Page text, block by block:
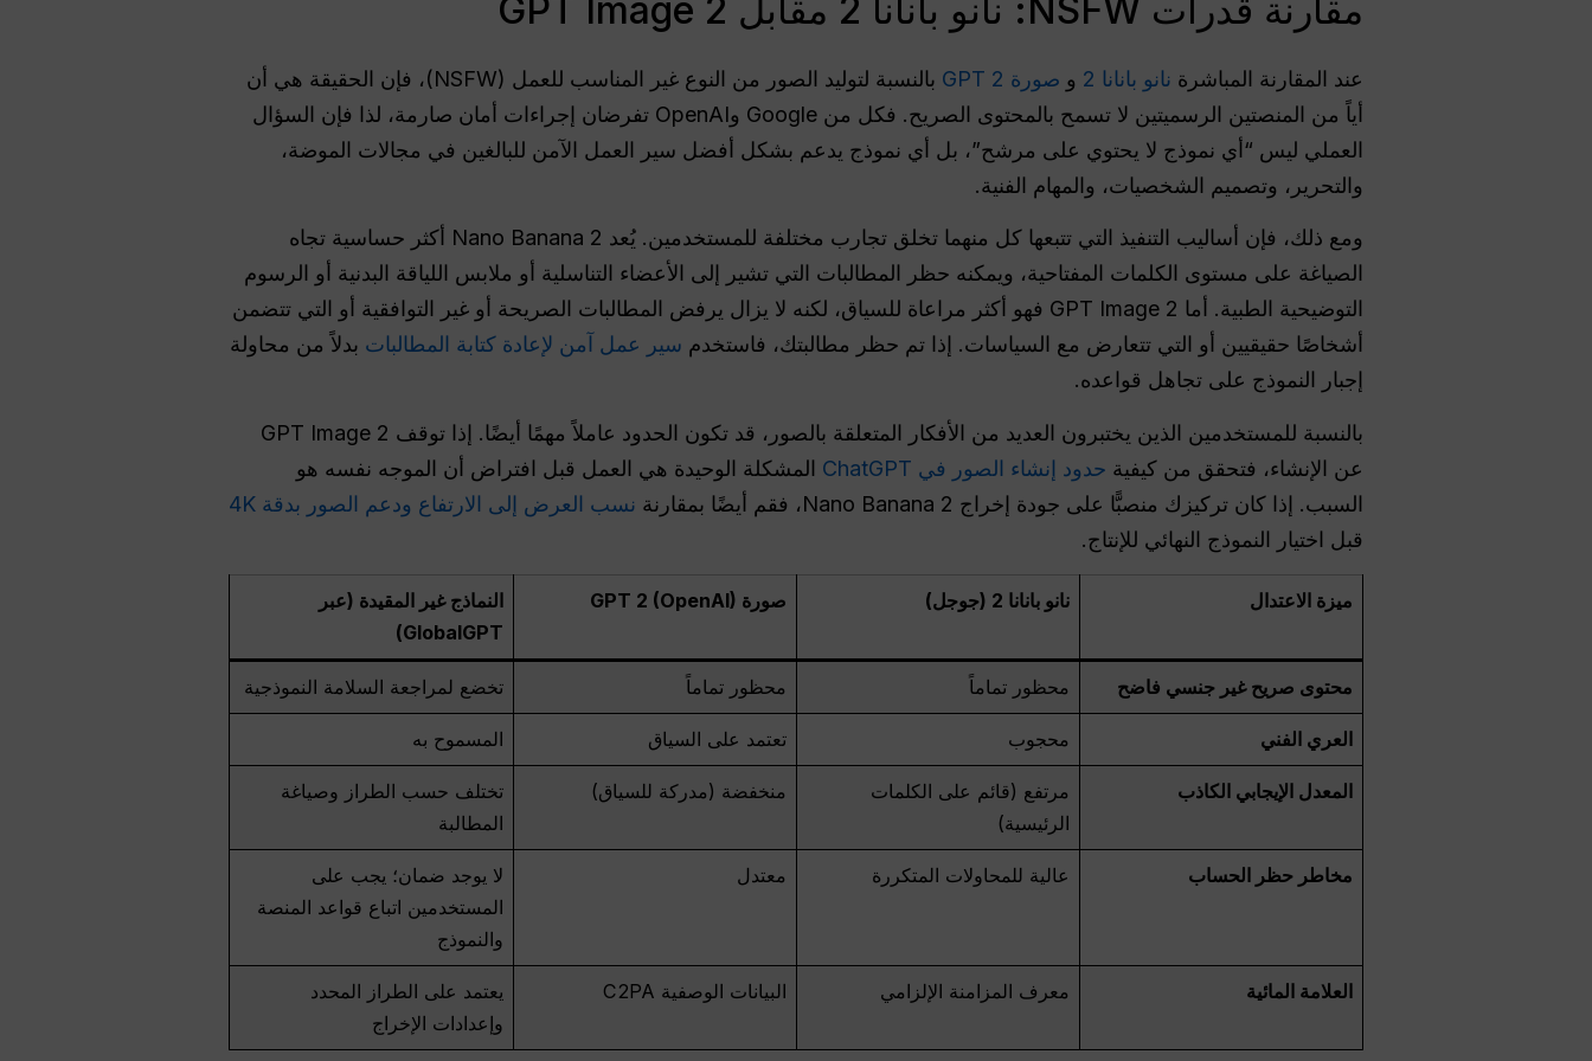
مقارنة قدرات NSFW: نانو بانانا 2 مقابل GPT Image 2
عند المقارنة المباشرة نانو بانانا 2 و صورة GPT 2
بالنسبة لتوليد الصور من النوع غير المناسب للعمل (NSFW)، فإن الحقيقة هي أن
أياً من المنصتين الرسميتين لا تسمح بالمحتوى الصريح. فكل من Google وOpenAI تفرضان إجراءات أمان صارمة، لذا فإن السؤال
العملي ليس “أي نموذج لا يحتوي على مرشح”، بل أي نموذج يدعم بشكل أفضل سير العمل الآمن للبالغين في مجالات الموضة،
والتحرير، وتصميم الشخصيات، والمهام الفنية.
ومع ذلك، فإن أساليب التنفيذ التي تتبعها كل منهما تخلق تجارب مختلفة للمستخدمين. يُعد Nano Banana 2 أكثر حساسية تجاه
الصياغة على مستوى الكلمات المفتاحية، ويمكنه حظر المطالبات التي تشير إلى الأعضاء التناسلية أو ملابس اللياقة البدنية أو الرسوم
التوضيحية الطبية. أما GPT Image 2 فهو أكثر مراعاة للسياق، لكنه لا يزال يرفض المطالبات الصريحة أو غير التوافقية أو التي تتضمن
أشخاصًا حقيقيين أو التي تتعارض مع السياسات. إذا تم حظر مطالبتك، فاستخدم سير عمل آمن لإعادة كتابة المطالبات بدلاً من محاولة
إجبار النموذج على تجاهل قواعده.
بالنسبة للمستخدمين الذين يختبرون العديد من الأفكار المتعلقة بالصور، قد تكون الحدود عاملاً مهمًا أيضًا. إذا توقف GPT Image 2
عن الإنشاء، فتحقق من كيفية حدود إنشاء الصور في ChatGPT
المشكلة الوحيدة هي العمل قبل افتراض أن الموجه نفسه هو
السبب. إذا كان تركيزك منصبًّا على جودة إخراج Nano Banana 2، فقم أيضًا بمقارنة
نسب العرض إلى الارتفاع ودعم الصور بدقة 4K
قبل اختيار النموذج النهائي للإنتاج.
ميزة الاعتدال نانو بانانا 2 (جوجل) صورة GPT 2 (OpenAI)
النماذج غير المقيدة (عبر
GlobalGPT)
محتوى صريح غير جنسي فاضح محظور تماماً محظور تماماً تخضع لمراجعة السلامة النموذجية
العري الفني محجوب تعتمد على السياق المسموح به
المعدل الإيجابي الكاذب
مرتفع (قائم على الكلمات
الرئيسية)
منخفضة (مدركة للسياق)
تختلف حسب الطراز وصياغة
المطالبة
مخاطر حظر الحساب عالية للمحاولات المتكررة معتدل
لا يوجد ضمان؛ يجب على
المستخدمين اتباع قواعد المنصة
والنموذج
العلامة المائية معرف المزامنة الإلزامي البيانات الوصفية C2PA
يعتمد على الطراز المحدد
وإعدادات الإخراج